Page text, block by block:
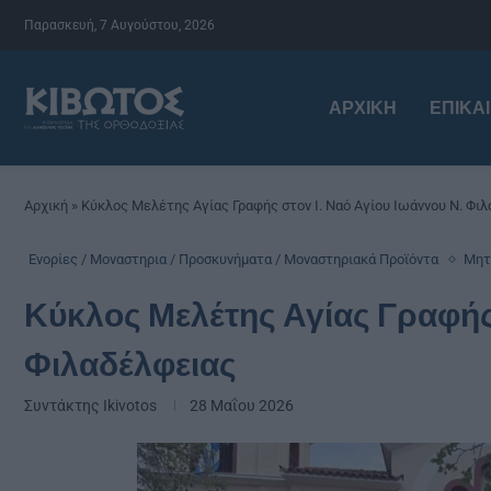
Παρασκευή, 7 Αυγούστου, 2026
ΑΡΧΙΚΉ
Αρχική » Κύκλος Μελέτης Αγίας Γραφής στον Ι. Ναό Αγίου Ιωάννου Ν.
Ενορίες / Μοναστηρια / Προσκυνήματα / Μοναστηριακά Προϊόντα
Κύκλος Μελέτης Αγίας
Φιλαδέλφειας
Συντάκτης Ikivotos 28 Μαΐου 2026